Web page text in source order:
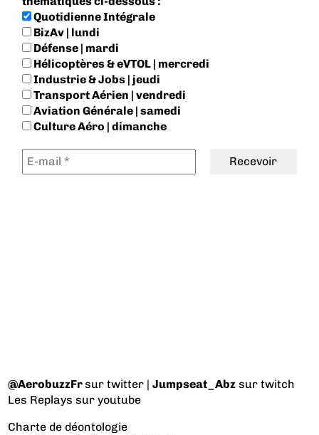
Quotidienne Intégrale
BizAv | lundi
Défense | mardi
Hélicoptères & eVTOL | mercredi
Industrie & Jobs | jeudi
Transport Aérien | vendredi
Aviation Générale | samedi
Culture Aéro | dimanche
@AerobuzzFrsur twitter |Jumpseat_Abz sur twitch
Les Replays sur youtube
Charte de déontologie